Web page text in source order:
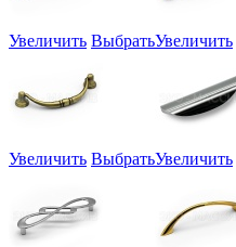
Увеличить ВыбратьУвеличить
Увеличить ВыбратьУвеличить